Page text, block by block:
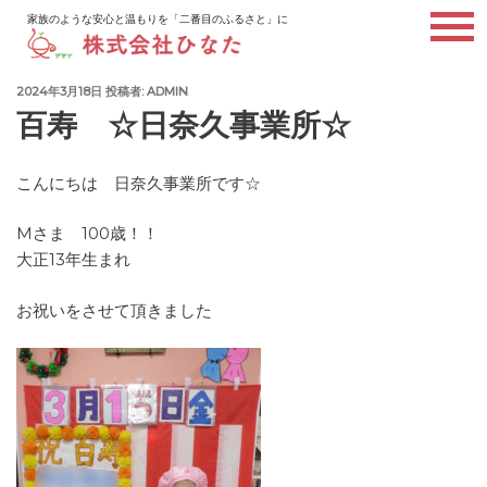
家族のような安心と温もりを「二番目のふるさと」に
投
稿
日:
2024年3月18日 投稿者:ADMIN
百寿 ☆日奈久事業所☆
こんにちは 日奈久事業所です☆
Mさま 100歳！！
大正13年生まれ
お祝いをさせて頂きました